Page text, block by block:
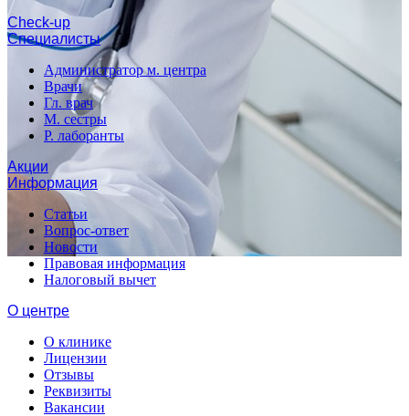
Cheсk-up
Специалисты
Администратор м. центра
Врачи
Гл. врач
М. сестры
Р. лаборанты
Акции
Информация
Статьи
Вопрос-ответ
Новости
Правовая информация
Налоговый вычет
О центре
О клинике
Лицензии
Отзывы
Реквизиты
Вакансии